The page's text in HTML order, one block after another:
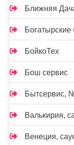
Ближняя
Богатырские
БойкоТех
Бош сервис
Бытсервис,
Валькирия,
Венеция,